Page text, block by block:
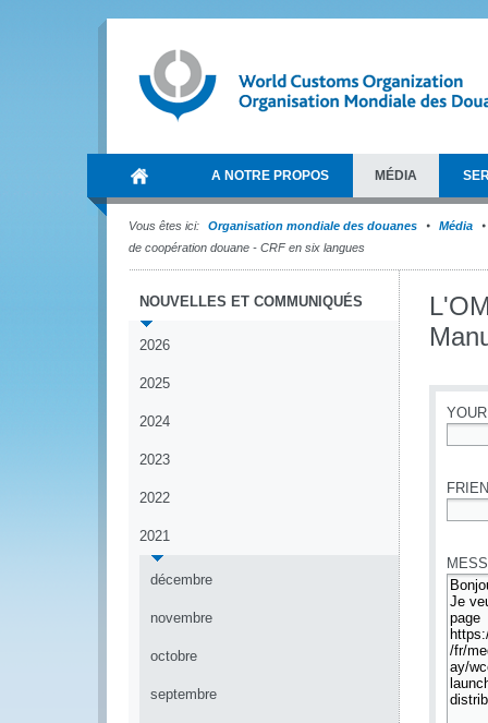
A NOTRE PROPOS MÉDIA
Vous êtes ici: Organisation mondiale des douanes
Média
de coopération douane - CRF en six langues
NOUVELLES ET COMMUNIQUÉS
2026
2025
2024
2023
2022
2021
décembre
novembre
octobre
septembre